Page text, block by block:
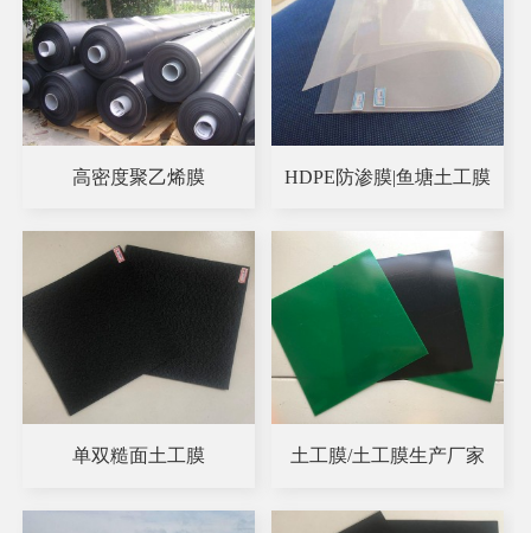
高密度聚乙烯膜 HDPE防渗膜|鱼塘土工膜
单双糙面土工膜 土工膜/土工膜生产厂家